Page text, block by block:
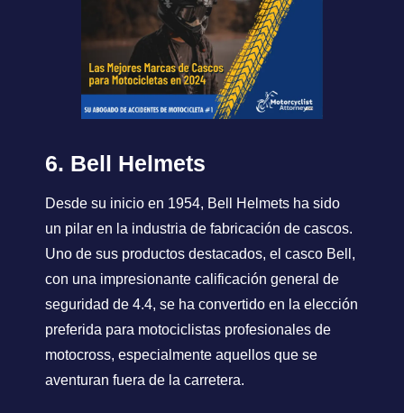
6. Bell Helmets
Desde su inicio en 1954, Bell Helmets ha sido
un pilar en la industria de fabricación de cascos.
Uno de sus productos destacados, el casco Bell,
con una impresionante calificación general de
seguridad de 4.4, se ha convertido en la elección
preferida para motociclistas profesionales de
motocross, especialmente aquellos que se
aventuran fuera de la carretera.